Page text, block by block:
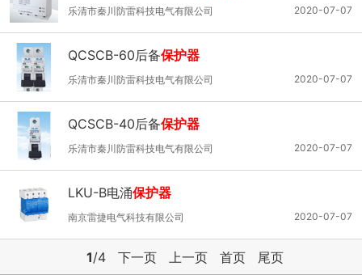
2020-07-07
乐清市秦川防雷科技电气有限公司
QCSCB-60后备保护器
2020-07-07
乐清市秦川防雷科技电气有限公司
QCSCB-40后备保护器
2020-07-07
乐清市秦川防雷科技电气有限公司
LKU-B电涌保护器
2020-07-07
南京雷捷电气科技有限公司
1/4 下一页 上一页 首页 尾页